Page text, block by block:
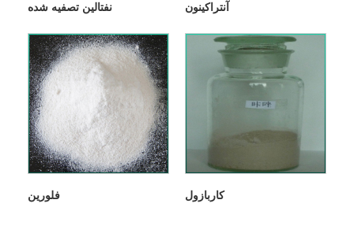
نفتالین تصفیه شده آنتراكینون
فلورین کاربازول